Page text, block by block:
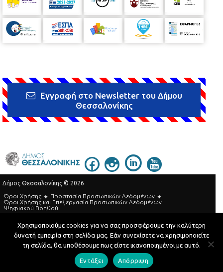
Εγγραφή στο Newsletter του Δήμου
Θεσσαλονίκης
Δήμος Θεσσαλονίκης © 2026
Όροι Χρήσης
Προστασία Προσωπικών Δεδομένων
Όροι Xρήσης και Eπεξεργασία Προσωπικών Δεδομένων
Ψηφιακού Βοηθού
Τηλεφωνικός Κατάλογος
Developed by MyCompany Projects
Χρησιμοποιούμε cookies για να σας προσφέρουμε την καλύτερη
δυνατή εμπειρία στη σελίδα μας. Εάν συνεχίσετε να χρησιμοποιείτε
τη σελίδα, θα υποθέσουμε πως είστε ικανοποιημένοι με αυτό.
Εντάξει Απόρριψη